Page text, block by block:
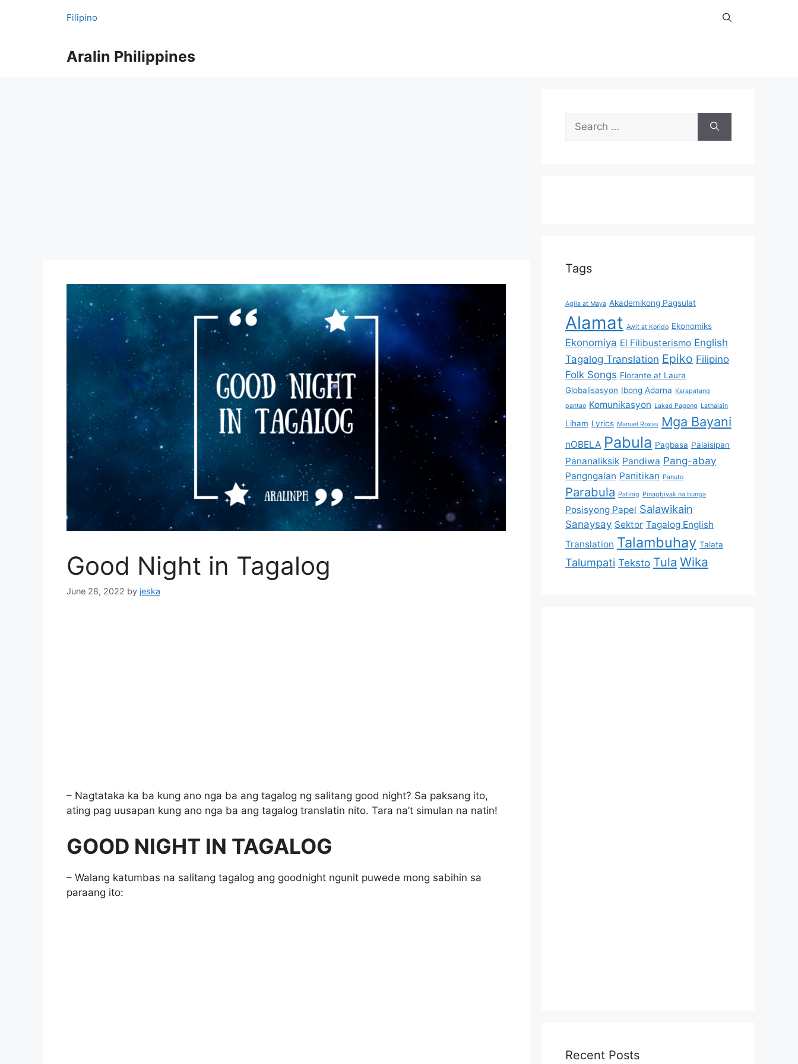
Filipino
Aralin Philippines
Good Night in Tagalog
June 28, 2022 by jeska
– Nagtataka ka ba kung ano nga ba ang tagalog ng salitang good night? Sa paksang ito,
ating pag uusapan kung ano nga ba ang tagalog translatin nito. Tara na’t simulan na natin!
GOOD NIGHT IN TAGALOG
– Walang katumbas na salitang tagalog ang goodnight ngunit puwede mong sabihin sa
paraang ito:
Search
for:
Tags
Agila at Maya Akademikong Pagsulat
Alamat Awit at Korido Ekonomiks
Ekonomiya El Filibusterismo English
Tagalog Translation Epiko Filipino
Folk Songs Florante at Laura
Globalisasyon Ibong Adarna Karapatang
pantao Komunikasyon Lakad Pagong Lathalain
Liham Lyrics Manuel Roxas Mga Bayani
nOBELA Pabula Pagbasa Palaisipan
Pananaliksik Pandiwa Pang-abay
Pangngalan Panitikan Panuto
Parabula Patinig Pinagbiyak na bunga
Posisyong Papel Salawikain
Sanaysay Sektor Tagalog English
Translation Talambuhay Talata
Talumpati Teksto Tula Wika
Recent Posts